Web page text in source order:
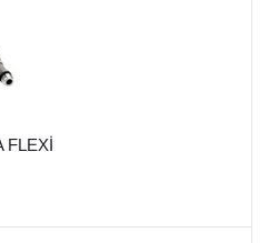
FLEXİ